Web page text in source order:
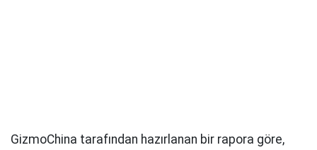
GizmoChina tarafından hazırlanan bir rapora göre,